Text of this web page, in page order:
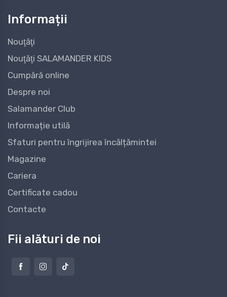
Informații
Nouţăţi
Nouţăţi SALAMANDER KIDS
Cumpără online
Despre noi
Salamander Club
Informație utilă
Sfaturi pentru îngrijirea încălțămintei
Magazine
Cariera
Certificate cadou
Contacte
Fii alături de noi